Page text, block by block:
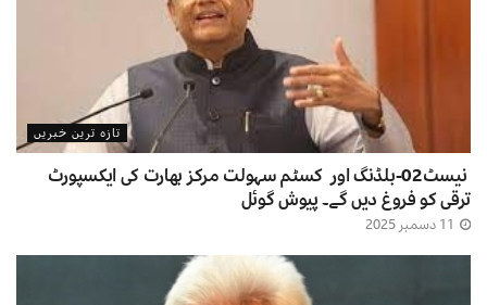
تازہ ترین خبریں
نیسٹ02-بلڈنگ اور کسٹم سہولت مرکز بھارت کی ایکسپورٹ
ترقی کو فروغ دیں گے۔ پیوش گوئل